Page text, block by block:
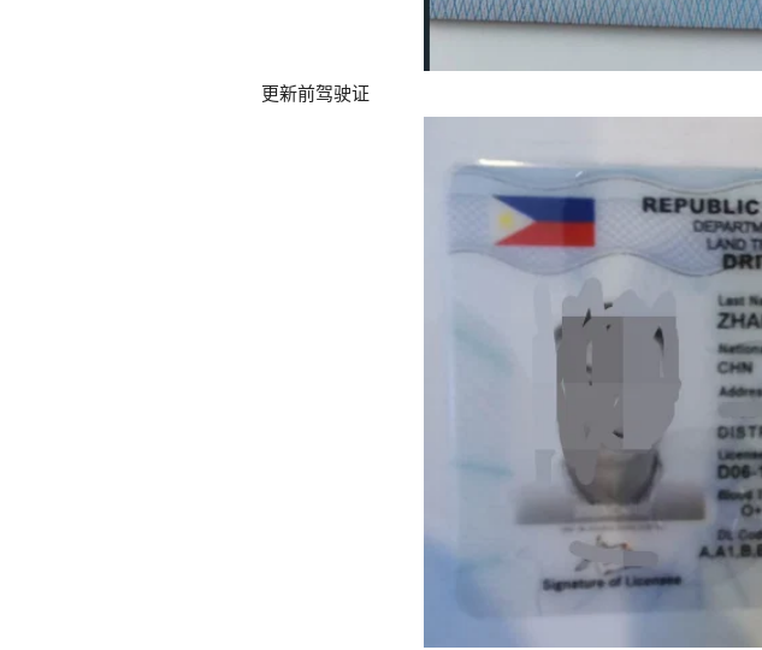
更新前驾驶证